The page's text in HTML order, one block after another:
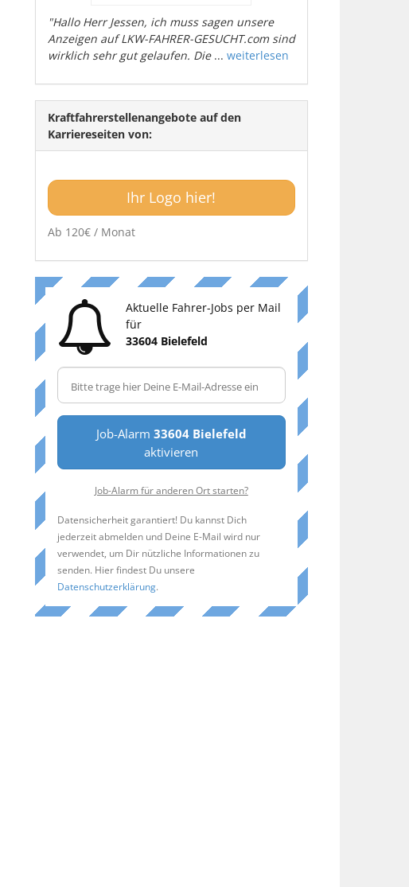
"Hallo Herr Jessen, ich muss sagen unsere
Anzeigen auf LKW-FAHRER-GESUCHT.com sind
wirklich sehr gut gelaufen. Die... weiterlesen
Kraftfahrerstellenangebote auf den
Karriereseiten von:
Ihr Logo hier!
Ab 120€ / Monat
Aktuelle Fahrer-Jobs per Mail
für
33604 Bielefeld
Job-Alarm 33604 Bielefeld
aktivieren
Job-Alarm für anderen Ort starten?
Datensicherheit garantiert! Du kannst Dich
jederzeit abmelden und Deine E-Mail wird nur
verwendet, um Dir nützliche Informationen zu
senden. Hier findest Du unsere
Datenschutzerklärung.